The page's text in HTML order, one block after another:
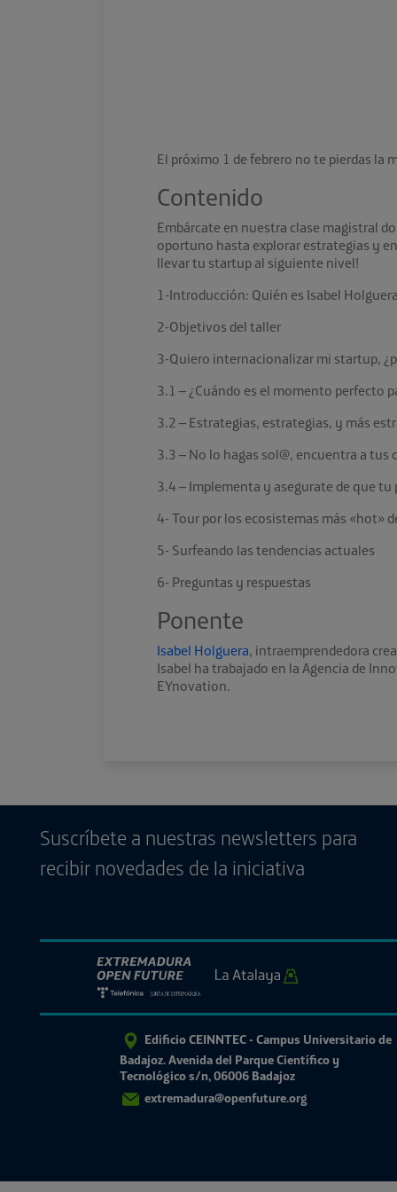
El próximo 1 de febrero no te pierdas la
Contenido
Embárcate en nuestra clase magistral
oportuno hasta explorar estrategias y
llevar tu startup al siguiente nivel!
1-Introducción: Quién es Isabel
2-Objetivos del taller
3-Quiero internacionalizar mi startup,
3.1 – ¿Cuándo es el momento perfecto
3.2 – Estrategias, estrategias, y más
3.3 – No lo hagas sol@, encuentra a
3.4 – Implementa y asegurate de que tu
4- Tour por los ecosistemas más «hot»
5- Surfeando las tendencias actuales
6- Preguntas y respuestas
Ponente
Isabel Holguera, intraemprendedora
Isabel ha trabajado en la Agencia de
EYnovation.
Suscríbete a nuestras newsletters para
recibir novedades de la iniciativa
Edificio CEINNTEC - Campus Universitario de
Badajoz. Avenida del Parque Científico y
Tecnológico s/n, 06006 Badajoz
extremadura@openfuture.org